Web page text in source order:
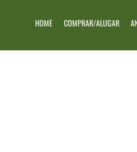
HOME COMPRAR/ALUGAR